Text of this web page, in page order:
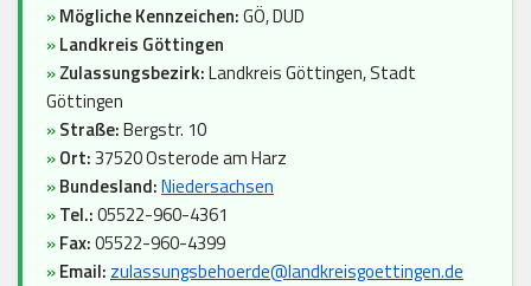
»Mögliche Kennzeichen:GÖ, DUD
»Landkreis Göttingen
»Zulassungsbezirk:Landkreis Göttingen, Stadt
Göttingen
»Straße:Bergstr. 10
»Ort:37520 Osterode am Harz
»Bundesland:Niedersachsen
»Tel.:05522-960-4361
»Fax:05522-960-4399
»Email: zulassungsbehoerde@landkreisgoettingen.de